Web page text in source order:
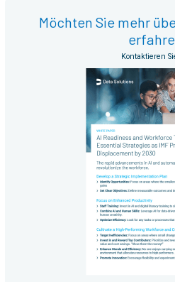
Möchten Sie mehr
Kontaktieren